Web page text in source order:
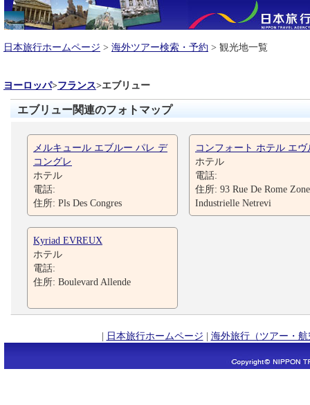
日本旅行ホームページ > 海外ツアー検索・予約 > 観光地一覧
ヨーロッパ>フランス>エブリュー
エブリュー関連のフォトマップ
メルキュール エブルー パレ デ
コングレ
ホテル
電話:
住所: Pls Des Congres
コンフォート ホテル エヴ
ホテル
電話:
住所: 93 Rue De Rome Zone
Industrielle Netrevi
Kyriad EVREUX
ホテル
電話:
住所: Boulevard Allende
| 日本旅行ホームページ | 海外旅行（ツアー・航